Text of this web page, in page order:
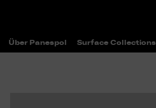
Über Panespol Surface Collections